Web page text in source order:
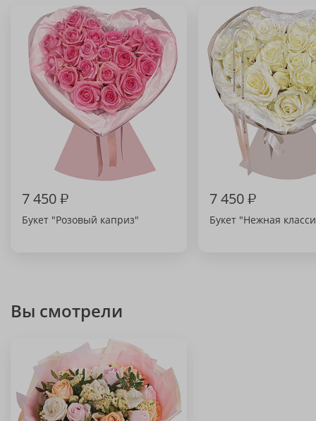
7 450₽
Букет "Розовый каприз"
7 450₽
Букет "Нежная
Вы смотрели